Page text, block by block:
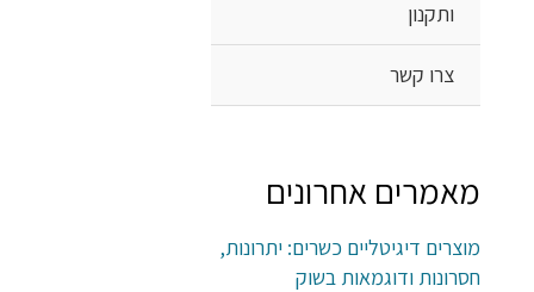
ותקנון
צרו קשר
מאמרים אחרונים
מוצרים דיגיטליים כשרים: יתרונות,
חסרונות ודוגמאות בשוק